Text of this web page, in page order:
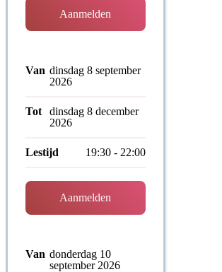
Aanmelden
Van dinsdag 8 september
2026
Tot
dinsdag 8 december
2026
Lestijd 19:30 - 22:00
Aanmelden
Van donderdag 10
september 2026